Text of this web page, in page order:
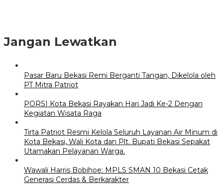
Jangan Lewatkan
Pasar Baru Bekasi Remi Berganti Tangan, Dikelola oleh
PT Mitra Patriot
PORSI Kota Bekasi Rayakan Hari Jadi Ke-2 Dengan
Kegiatan Wisata Raga
Tirta Patriot Resmi Kelola Seluruh Layanan Air Minum di
Kota Bekasi, Wali Kota dan Plt. Bupati Bekasi Sepakat
Utamakan Pelayanan Warga.
Wawali Harris Bobihoe: MPLS SMAN 10 Bekasi Cetak
Generasi Cerdas & Berkarakter